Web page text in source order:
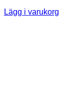
Lägg i varukorg